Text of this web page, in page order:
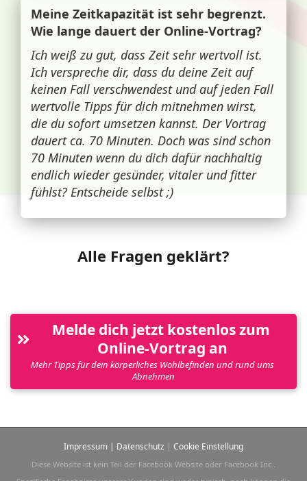
Meine Zeitkapazität ist sehr begrenzt.
Wie lange dauert der Online-Vortrag?
Ich weiß zu gut, dass Zeit sehr wertvoll ist.
Ich verspreche dir, dass du deine Zeit auf
keinen Fall verschwendest und auf jeden Fall
wertvolle Tipps für dich mitnehmen wirst,
die du sofort umsetzen kannst. Der Vortrag
dauert ca. 70 Minuten. Doch was sind schon
70 Minuten wenn du dich dafür nachhaltig
endlich wieder gesünder, vitaler und fitter
fühlst? Entscheide selbst ;)
Alle Fragen geklärt?
Melde dich jetzt kostenlos zum
Online-Vortrag an
Mehr Tipps für dein körperliches Wohlbefinden und rund ums
Abnehmen
Impressum | Datenschutz | Cookie Einstellung
Diese Website ist kein Teil der Facebook Website oder Facebook Inc..